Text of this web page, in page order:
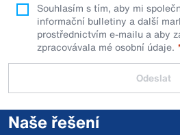
Souhlasím s tím, aby mi
informační bulletiny a další
prostřednictvím e-mailu a aby
zpracovávala mé osobní údaje.
Odeslat
Naše řešení